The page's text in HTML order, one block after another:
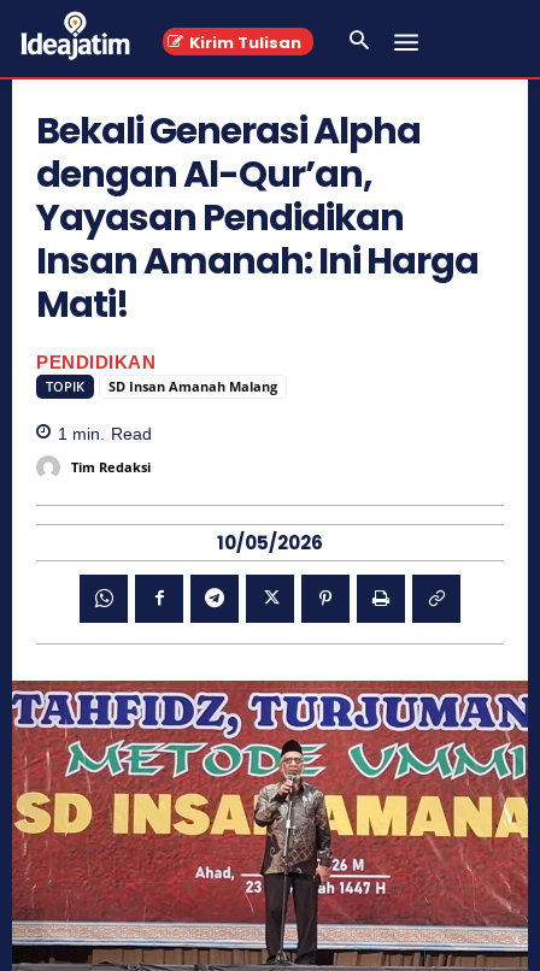
Kirim Tulisan
Bekali Generasi Alpha
dengan Al-Qur’an,
Yayasan Pendidikan
Insan Amanah: Ini Harga
Mati!
PENDIDIKAN
TOPIK SD Insan Amanah Malang
1 min. Read
Tim Redaksi
10/05/2026